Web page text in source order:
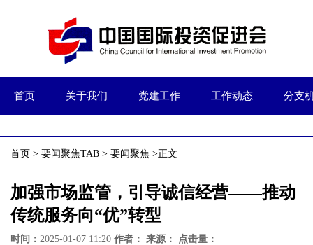
首页 关于我们 党建工作 工作动态 分支
首页 > 要闻聚焦TAB > 要闻聚焦 >正文
加强市场监管，引导诚信经营——推动
传统服务向“优”转型
时间： 2025-01-07 11:20 作者： 来源： 点击量：